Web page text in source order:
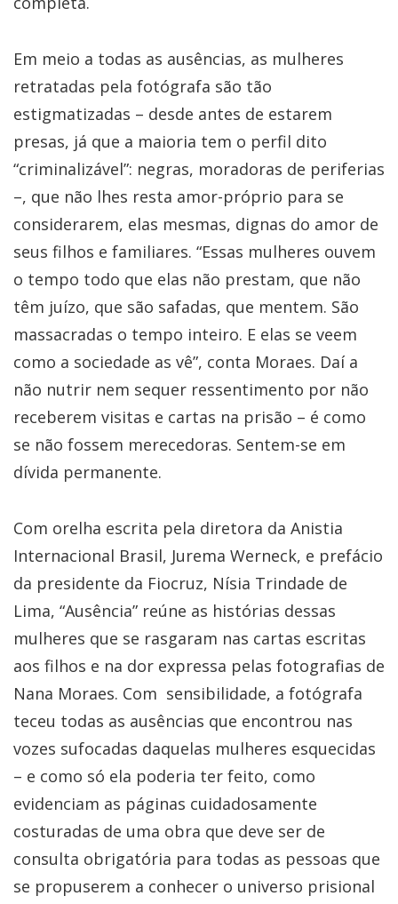
Em meio a todas as ausências, as mulheres
retratadas pela fotógrafa são tão
estigmatizadas – desde antes de estarem
presas, já que a maioria tem o perfil dito
“criminalizável”: negras, moradoras de periferias
–, que não lhes resta amor-próprio para se
considerarem, elas mesmas, dignas do amor de
seus filhos e familiares. “Essas mulheres ouvem
o tempo todo que elas não prestam, que não
têm juízo, que são safadas, que mentem. São
massacradas o tempo inteiro. E elas se veem
como a sociedade as vê”, conta Moraes. Daí a
não nutrir nem sequer ressentimento por não
receberem visitas e cartas na prisão – é como
se não fossem merecedoras. Sentem-se em
dívida permanente.
Com orelha escrita pela diretora da Anistia
Internacional Brasil, Jurema Werneck, e prefácio
da presidente da Fiocruz, Nísia Trindade de
Lima, “Ausência” reúne as histórias dessas
mulheres que se rasgaram nas cartas escritas
aos filhos e na dor expressa pelas fotografias de
Nana Moraes. Com sensibilidade, a fotógrafa
teceu todas as ausências que encontrou nas
vozes sufocadas daquelas mulheres esquecidas
– e como só ela poderia ter feito, como
evidenciam as páginas cuidadosamente
costuradas de uma obra que deve ser de
consulta obrigatória para todas as pessoas que
se propuserem a conhecer o universo prisional